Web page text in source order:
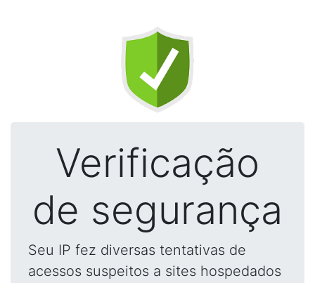
Verificação
de segurança
Seu IP fez diversas tentativas de
acessos suspeitos a sites hospedados